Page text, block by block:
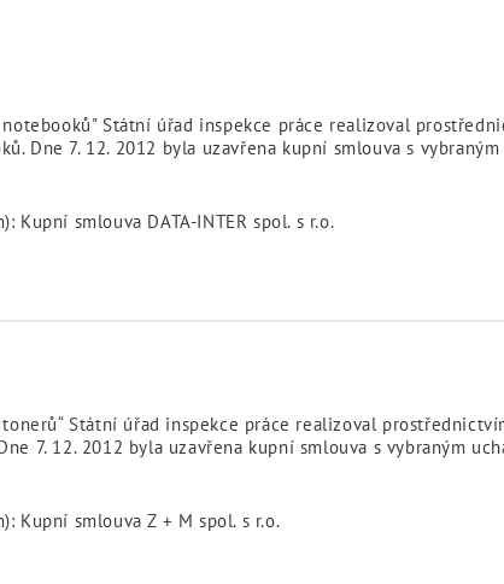
Státní úřad inspekce práce realizoval
Dne 7. 12. 2012 byla uzavřena kupní smlouva s vybraným
Kupní smlouva DATA-INTER spol. s r.o.
Státní úřad inspekce práce realizoval
7. 12. 2012 byla uzavřena kupní smlouva s vybraným
Kupní smlouva Z + M spol. s r.o.